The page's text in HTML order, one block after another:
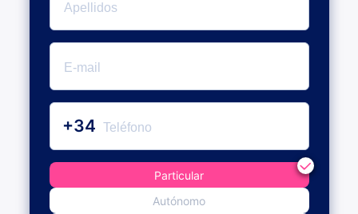
+34
Particular
Autónomo